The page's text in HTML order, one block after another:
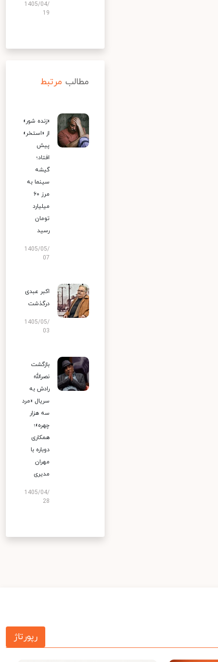
1405/04/
19
مطالب مرتبط
«زنده شور»
از «استخر»
پیش
افتاد؛
گیشه
سینما به
مرز ۶۰
میلیارد
تومان
رسید
1405/05/
07
اکبر عبدی
درگذشت
1405/05/
03
بازگشت
نصرالله
رادش به
سریال «مرد
سه هزار
چهره»؛
همکاری
دوباره با
مهران
مدیری
1405/04/
28
رپورتاژ